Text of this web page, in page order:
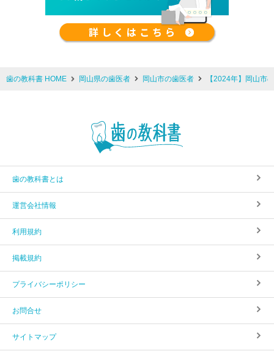
歯の教科書 HOME 岡山県の歯医者 岡山市の歯医者 【2024年】岡山市
歯の教科書とは
運営会社情報
利用規約
掲載規約
プライバシーポリシー
お問合せ
サイトマップ